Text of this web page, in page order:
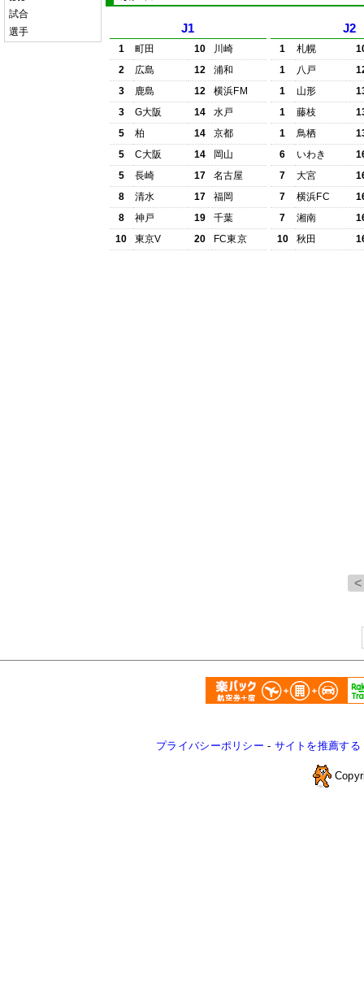
試合
選手
J1
1 町田 10
川崎
2
広島 12
浦和
3
鹿島 12
横浜FM
3
G大阪 14
水戸
5
柏 14
京都
5
C大阪 14
岡山
5
長崎 17
名古屋
8
清水 17
福岡
8
神戸 19
千葉
10
東京V 20 FC東京
J2
1 札幌
1
八戸
1
山形
1
藤枝
1
鳥栖
6
いわき
7
大宮
7
横浜FC
7
湘南
10
秋田
プライバシーポリシー - サイトを推薦する